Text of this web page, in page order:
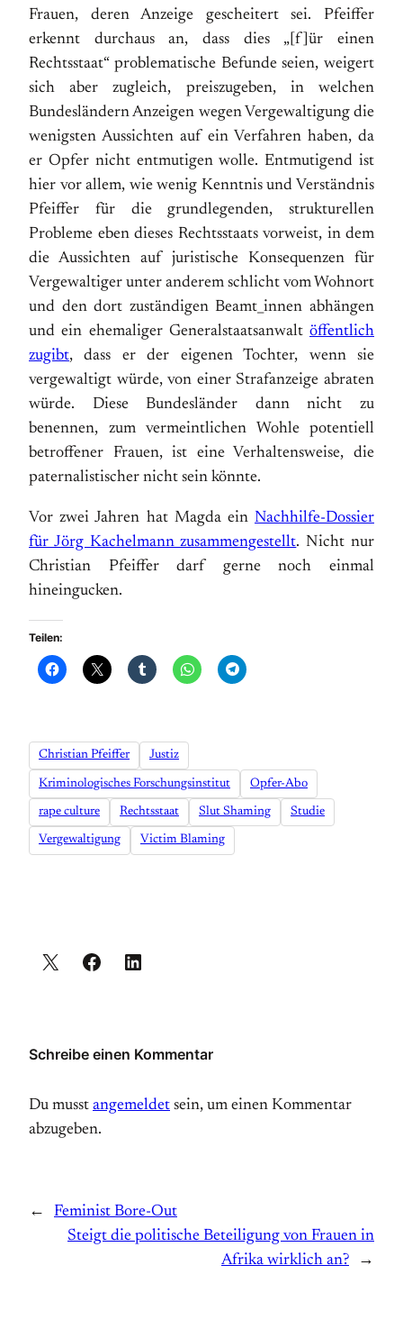
Frauen, deren Anzeige gescheitert sei. Pfeiffer
erkennt durchaus an, dass dies „[f]ür einen
Rechtsstaat“ problematische Befunde seien, weigert
sich aber zugleich, preiszugeben, in welchen
Bundesländern Anzeigen wegen Vergewaltigung die
wenigsten Aussichten auf ein Verfahren haben, da
er Opfer nicht entmutigen wolle. Entmutigend ist
hier vor allem, wie wenig Kenntnis und Verständnis
Pfeiffer für die grundlegenden, strukturellen
Probleme eben dieses Rechtsstaats vorweist, in dem
die Aussichten auf juristische Konsequenzen für
Vergewaltiger unter anderem schlicht vom Wohnort
und den dort zuständigen Beamt_innen abhängen
und ein ehemaliger Generalstaatsanwalt öffentlich
zugibt, dass er der eigenen Tochter, wenn sie
vergewaltigt würde, von einer Strafanzeige abraten
würde. Diese Bundesländer dann nicht zu
benennen, zum vermeintlichen Wohle potentiell
betroffener Frauen, ist eine Verhaltensweise, die
paternalistischer nicht sein könnte.
Vor zwei Jahren hat Magda ein Nachhilfe-Dossier
für Jörg Kachelmann zusammengestellt. Nicht nur
Christian Pfeiffer darf gerne noch einmal
hineingucken.
Teilen:
Christian Pfeiffer Justiz
Kriminologisches Forschungsinstitut Opfer-Abo
rape culture Rechtsstaat Slut Shaming Studie
Vergewaltigung Victim Blaming
Schreibe einen Kommentar
Du musst angemeldet sein, um einen Kommentar
abzugeben.
←
Feminist Bore-Out
Steigt die politische Beteiligung von Frauen in
Afrika wirklich an?
→